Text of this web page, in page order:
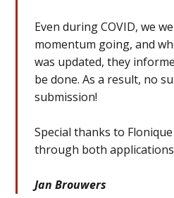
Even during COVID, we
momentum going, and
was updated, they
be done. As a result, no
submission!
Special thanks to
through both
Jan Brouwers